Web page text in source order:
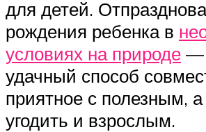
для детей.
рождения ребенка в
условиях на природе —
удачный способ
приятное с полезным,
угодить и взрослым.